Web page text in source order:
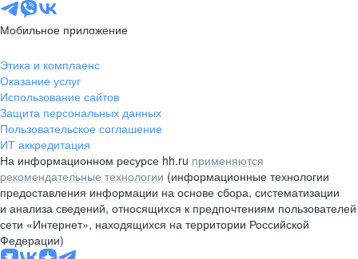
Мобильное приложение
Этика и комплаенс
Оказание услуг
Использование сайтов
Защита персональных данных
Пользовательское соглашение
ИТ аккредитация
На информационном ресурсе hh.ru применяются
рекомендательные технологии (информационные технологии
предоставления информации на основе сбора, систематизации
и анализа сведений, относящихся к предпочтениям пользователей
сети «Интернет», находящихся на территории Российской
Федерации)